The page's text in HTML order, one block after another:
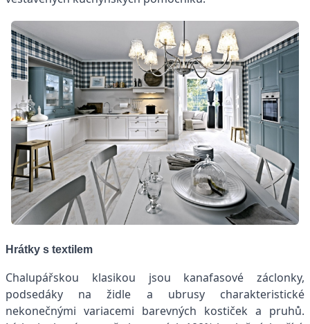
Hrátky s textilem
Chalupářskou klasikou jsou kanafasové záclonky,
podsedáky na židle a ubrusy charakteristické
nekonečnými variacemi barevných kostiček a pruhů.